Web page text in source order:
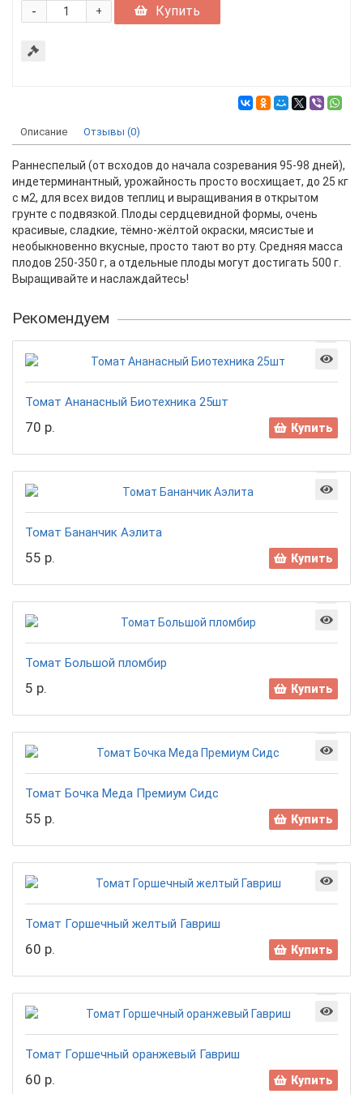
+
- Купить
Описание Отзывы (0)
Раннеспелый (от всходов до начала созревания 95-98 дней),
индетерминантный, урожайность просто восхищает, до 25 кг
с м2, для всех видов теплиц и выращивания в открытом
грунте с подвязкой. Плоды сердцевидной формы, очень
красивые, сладкие, тёмно-жёлтой окраски, мясистые и
необыкновенно вкусные, просто тают во рту. Средняя масса
плодов 250-350 г, а отдельные плоды могут достигать 500 г.
Выращивайте и наслаждайтесь!
Рекомендуем
Томат Ананасный Биотехника 25шт
70 р. Купить
Томат Бананчик Аэлита
55 р. Купить
Томат Большой пломбир
5 р. Купить
Томат Бочка Меда Премиум Сидс
55 р. Купить
Томат Горшечный желтый Гавриш
60 р. Купить
Томат Горшечный оранжевый Гавриш
60 р. Купить